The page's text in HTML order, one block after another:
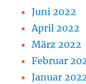
Juni 2022
April 2022
März 2022
Februar
Januar